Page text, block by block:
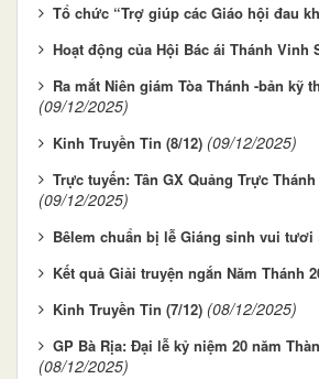
Tổ chức “Trợ giúp các Giáo hội đau
Hoạt động của Hội Bác ái Thánh Vinh
Ra mắt Niên giám Tòa Thánh -bản kỹ
(09/12/2025)
Kinh Truyền Tin (8/12) (09/12/2025)
Trực tuyến: Tân GX Quảng Trực
(09/12/2025)
Bêlem chuẩn bị lễ Giáng sinh vui tươi
Kết quả Giải truyện ngắn Năm Thánh
Kinh Truyền Tin (7/12) (08/12/2025)
GP Bà Rịa: Đại lễ kỷ niệm 20 năm
(08/12/2025)